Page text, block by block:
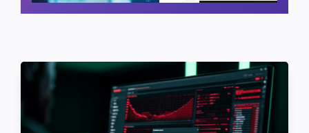
Planifier un appel